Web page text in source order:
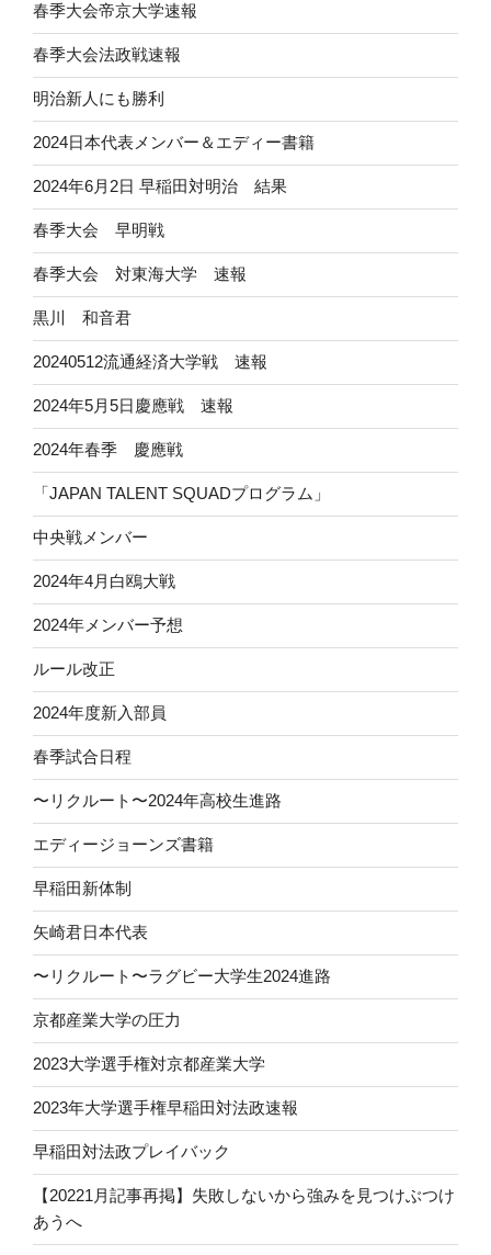
春季大会帝京大学速報
春季大会法政戦速報
明治新人にも勝利
2024日本代表メンバー＆エディー書籍
2024年6月2日 早稲田対明治 結果
春季大会 早明戦
春季大会 対東海大学 速報
黒川 和音君
20240512流通経済大学戦 速報
2024年5月5日慶應戦 速報
2024年春季 慶應戦
「JAPAN TALENT SQUADプログラム」
中央戦メンバー
2024年4月白鴎大戦
2024年メンバー予想
ルール改正
2024年度新入部員
春季試合日程
〜リクルート〜2024年高校生進路
エディージョーンズ書籍
早稲田新体制
矢崎君日本代表
〜リクルート〜ラグビー大学生2024進路
京都産業大学の圧力
2023大学選手権対京都産業大学
2023年大学選手権早稲田対法政速報
早稲田対法政プレイバック
【20221月記事再掲】失敗しないから強みを見つけぶつけ
あうへ